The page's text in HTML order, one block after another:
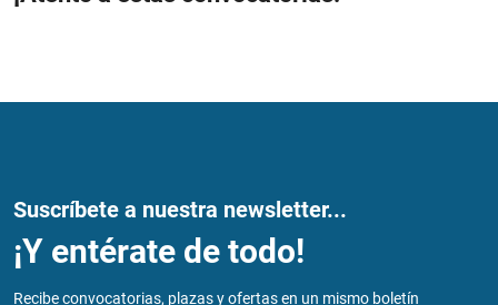
Suscríbete a nuestra newsletter...
¡Y entérate de todo!
Recibe convocatorias, plazas y ofertas en un mismo boletín